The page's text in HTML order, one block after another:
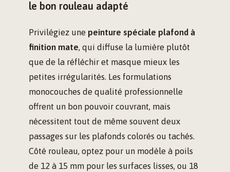
le bon rouleau adapté
Privilégiez une peinture spéciale plafond à
finition mate, qui diffuse la lumière plutôt
que de la réfléchir et masque mieux les
petites irrégularités. Les formulations
monocouches de qualité professionnelle
offrent un bon pouvoir couvrant, mais
nécessitent tout de même souvent deux
passages sur les plafonds colorés ou tachés.
Côté rouleau, optez pour un modèle à poils
de 12 à 15 mm pour les surfaces lisses, ou 18